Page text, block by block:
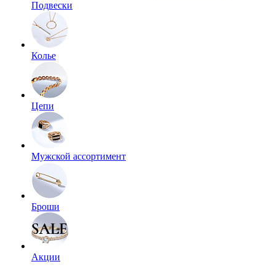
Подвески
Колье
Цепи
Мужской ассортимент
Броши
Акции